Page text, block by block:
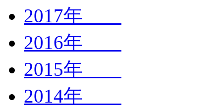
2017年
2016年
2015年
2014年